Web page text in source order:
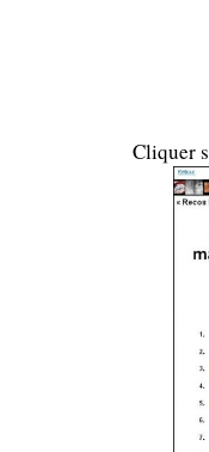
Cliquer